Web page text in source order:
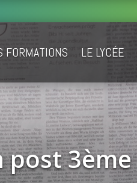
FORMATIONS LE LYCÉE
post 3ème